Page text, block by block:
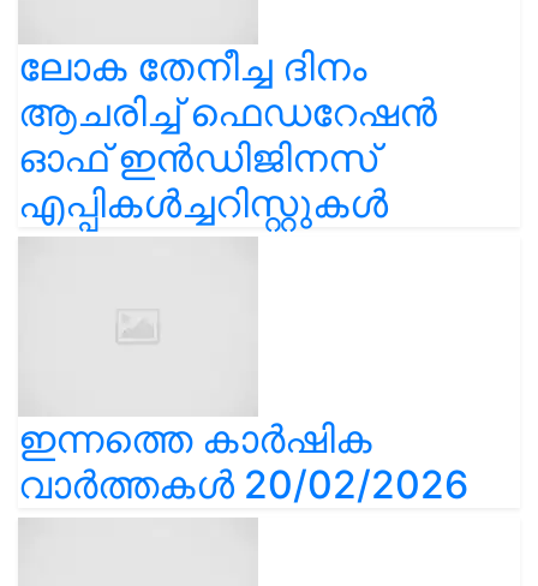
ലോക തേനീച്ച ദിനം
ആചരിച്ച് ഫെഡറേഷൻ
ഓഫ് ഇൻഡിജിനസ്
എപ്പികൾച്ചറിസ്റ്റുകൾ
ഇന്നത്തെ കാർഷിക
വാർത്തകൾ 20/02/2026